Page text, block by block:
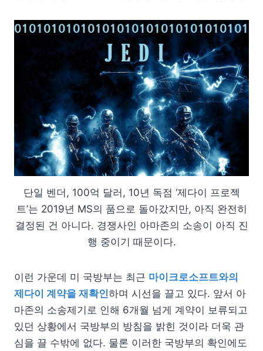
단일 벤더, 100억 달러, 10년 독점 ‘제다이 프로젝
트’는 2019년 MS의 품으로 돌아갔지만, 아직 완전히
결정된 건 아니다. 경쟁사인 아마존의 소송이 아직 진
행 중이기 때문이다.
이런 가운데 미 국방부는 최근 마이크로소프트와의
제다이 계약을 재확인하며 시선을 끌고 있다. 앞서 아
마존의 소송제기로 인해 6개월 넘게 계약이 보류되고
있던 상황에서 국방부의 방침을 밝힌 것이라 더욱 관
심을 끌 수밖에 없다. 물론 이러한 국방부의 확인에도